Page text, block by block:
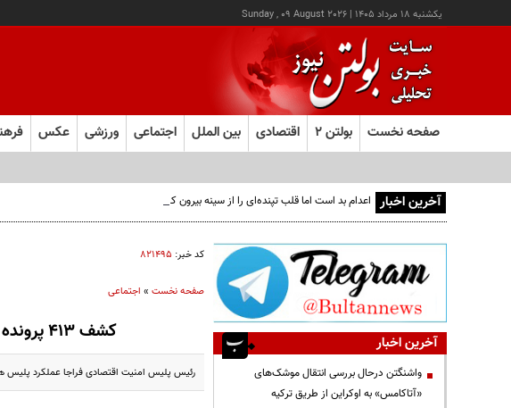
يکشنبه ۱۸ مرداد ۱۴۰۵ |
Sunday , 09 August 2026
صفحه نخست بولتن ۲ اقتصادی بین الملل اجتماعی ورزشی عکس
آخرین اخبار اعدام بد است اما قلب تپنده‌ای را از سینه بیرون کشیدن نه!
کد خبر: ۸۲۱۴۹۵
صفحه نخست» اجتماعی
کشف 413 پرونده اقتصادی میلیاردی در یک ماه / پلیس امنیت اقتصادی فاش کرد
رئیس پلیس امنیت اقتصادی فراجا عملکرد پلیس
آخرین اخبار
واشنگتن درحال بررسی انتقال موشک‌های
«آتاکامس» به اوکراین از طریق ترکیه